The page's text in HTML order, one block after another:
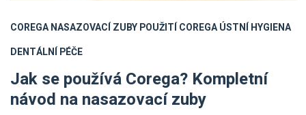
COREGANASAZOVACÍ ZUBYPOUŽITÍ COREGAÚSTNÍ HYGIENA
DENTÁLNÍ PÉČE
Jak se používá Corega? Kompletní
návod na nasazovací zuby